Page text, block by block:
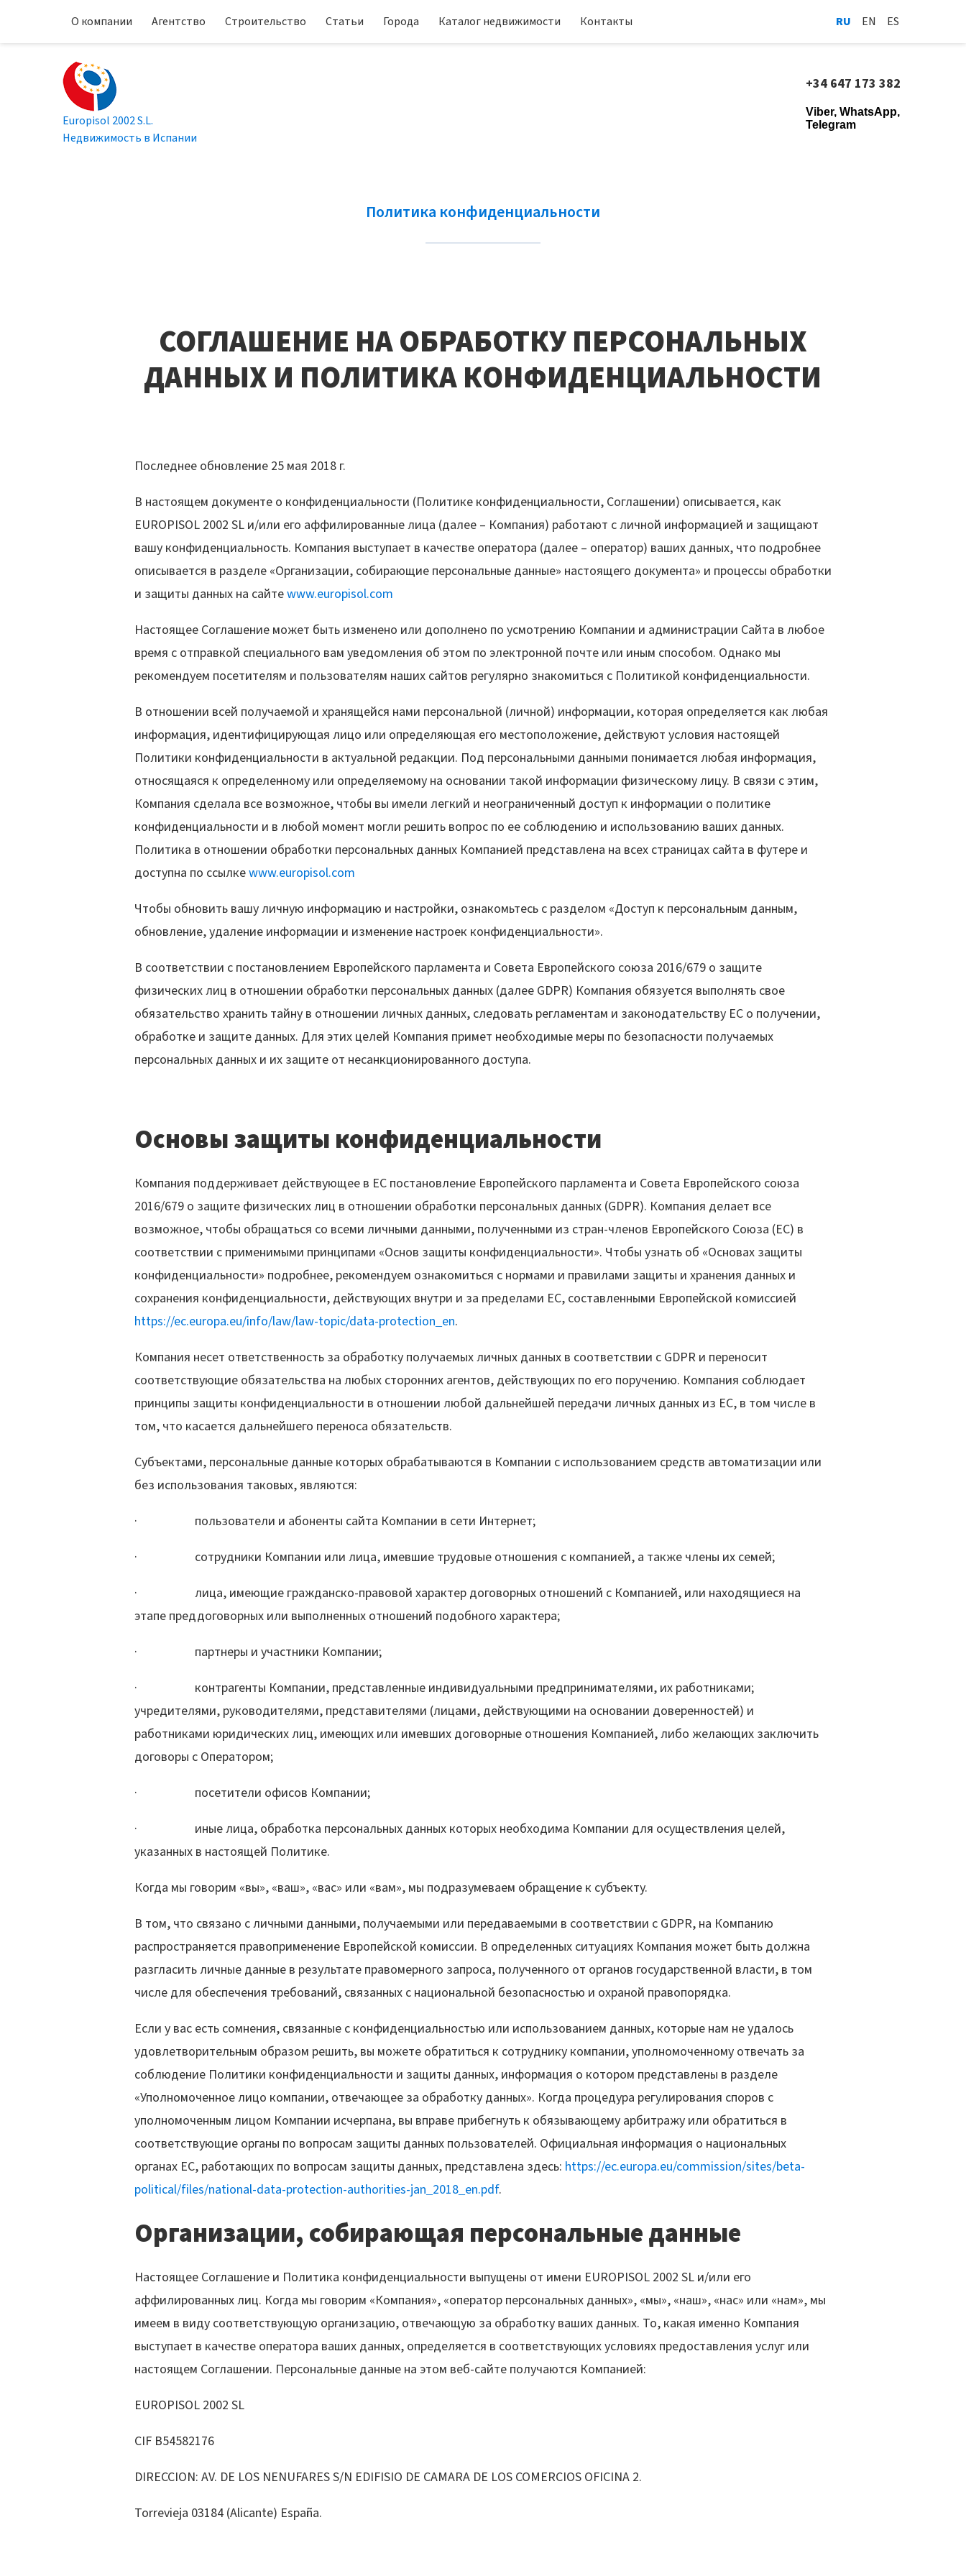
О компании Агентство Строительство Статьи Города Каталог недвижимости Контакты RU EN ES
Europisol 2002 S.L.
Недвижимость в Испании
+34 647 173 382
Viber, WhatsApp,
Telegram
Политика конфиденциальности
СОГЛАШЕНИЕ НА ОБРАБОТКУ ПЕРСОНАЛЬНЫХ
ДАННЫХ И ПОЛИТИКА КОНФИДЕНЦИАЛЬНОСТИ
Последнее обновление 25 мая 2018 г.
В настоящем документе о конфиденциальности (Политике конфиденциальности, Соглашении) описывается, как
EUROPISOL 2002 SL и/или его аффилированные лица (далее – Компания) работают с личной информацией и защищают
вашу конфиденциальность. Компания выступает в качестве оператора (далее – оператор) ваших данных, что подробнее
описывается в разделе «Организации, собирающие персональные данные» настоящего документа» и процессы обработки
и защиты данных на сайтеwww.europisol.com
Настоящее Соглашение может быть изменено или дополнено по усмотрению Компании и администрации Сайта в любое
время с отправкой специального вам уведомления об этом по электронной почте или иным способом. Однако мы
рекомендуем посетителям и пользователям наших сайтов регулярно знакомиться с Политикой конфиденциальности.
В отношении всей получаемой и хранящейся нами персональной (личной) информации, которая определяется как любая
информация, идентифицирующая лицо или определяющая его местоположение, действуют условия настоящей
Политики конфиденциальности в актуальной редакции. Под персональными данными понимается любая информация,
относящаяся к определенному или определяемому на основании такой информации физическому лицу. В связи с этим,
Компания сделала все возможное, чтобы вы имели легкий и неограниченный доступ к информации о политике
конфиденциальности и в любой момент могли решить вопрос по ее соблюдению и использованию ваших данных.
Политика в отношении обработки персональных данных Компанией представлена на всех страницах сайта в футере и
доступна по ссылкеwww.europisol.com
Чтобы обновить вашу личную информацию и настройки, ознакомьтесь с разделом «Доступ к персональным данным,
обновление, удаление информации и изменение настроек конфиденциальности».
В соответствии с постановлением Европейского парламента и Совета Европейского союза 2016/679 о защите
физических лиц в отношении обработки персональных данных (далее GDPR) Компания обязуется выполнять свое
обязательство хранить тайну в отношении личных данных, следовать регламентам и законодательству ЕС о получении,
обработке и защите данных. Для этих целей Компания примет необходимые меры по безопасности получаемых
персональных данных и их защите от несанкционированного доступа.
Основы защиты конфиденциальности
Компания поддерживает действующее в ЕС постановление Европейского парламента и Совета Европейского союза
2016/679 о защите физических лиц в отношении обработки персональных данных (GDPR). Компания делает все
возможное, чтобы обращаться со всеми личными данными, полученными из стран-членов Европейского Союза (ЕС) в
соответствии с применимыми принципами «Основ защиты конфиденциальности». Чтобы узнать об «Основах защиты
конфиденциальности» подробнее, рекомендуем ознакомиться с нормами и правилами защиты и хранения данных и
сохранения конфиденциальности, действующих внутри и за пределами ЕС, составленными Европейской комиссией
https://ec.europa.eu/info/law/law-topic/data-protection_en.
Компания несет ответственность за обработку получаемых личных данных в соответствии с GDPR и переносит
соответствующие обязательства на любых сторонних агентов, действующих по его поручению. Компания соблюдает
принципы защиты конфиденциальности в отношении любой дальнейшей передачи личных данных из ЕС, в том числе в
том, что касается дальнейшего переноса обязательств.
Субъектами, персональные данные которых обрабатываются в Компании с использованием средств автоматизации или
без использования таковых, являются:
· пользователи и абоненты сайта Компании в сети Интернет;
· сотрудники Компании или лица, имевшие трудовые отношения с компанией, а также члены их семей;
· лица, имеющие гражданско-правовой характер договорных отношений с Компанией, или находящиеся на
этапе преддоговорных или выполненных отношений подобного характера;
· партнеры и участники Компании;
· контрагенты Компании, представленные индивидуальными предпринимателями, их работниками;
учредителями, руководителями, представителями (лицами, действующими на основании доверенностей) и
работниками юридических лиц, имеющих или имевших договорные отношения Компанией, либо желающих заключить
договоры с Оператором;
· посетители офисов Компании;
· иные лица, обработка персональных данных которых необходима Компании для осуществления целей,
указанных в настоящей Политике.
Когда мы говорим «вы», «ваш», «вас» или «вам», мы подразумеваем обращение к субъекту.
В том, что связано с личными данными, получаемыми или передаваемыми в соответствии с GDPR, на Компанию
распространяется правоприменение Европейской комиссии. В определенных ситуациях Компания может быть должна
разгласить личные данные в результате правомерного запроса, полученного от органов государственной власти, в том
числе для обеспечения требований, связанных с национальной безопасностью и охраной правопорядка.
Если у вас есть сомнения, связанные с конфиденциальностью или использованием данных, которые нам не удалось
удовлетворительным образом решить, вы можете обратиться к сотруднику компании, уполномоченному отвечать за
соблюдение Политики конфиденциальности и защиты данных, информация о котором представлены в разделе
«Уполномоченное лицо компании, отвечающее за обработку данных». Когда процедура регулирования споров с
уполномоченным лицом Компании исчерпана, вы вправе прибегнуть к обязывающему арбитражу или обратиться в
соответствующие органы по вопросам защиты данных пользователей. Официальная информация о национальных
органах ЕС, работающих по вопросам защиты данных, представлена здесь: https://ec.europa.eu/commission/sites/beta-
political/files/national-data-protection-authorities-jan_2018_en.pdf.
Организации, собирающая персональные данные
Настоящее Соглашение и Политика конфиденциальности выпущены от имени EUROPISOL 2002 SL и/или его
аффилированных лиц. Когда мы говорим «Компания», «оператор персональных данных», «мы», «наш», «нас» или «нам», мы
имеем в виду соответствующую организацию, отвечающую за обработку ваших данных. То, какая именно Компания
выступает в качестве оператора ваших данных, определяется в соответствующих условиях предоставления услуг или
настоящем Соглашении. Персональные данные на этом веб-сайте получаются Компанией:
EUROPISOL 2002 SL
CIF B54582176
DIRECCION: AV. DE LOS NENUFARES S/N EDIFISIO DE CAMARA DE LOS COMERCIOS OFICINA 2.
Torrevieja 03184 (Alicante) España.